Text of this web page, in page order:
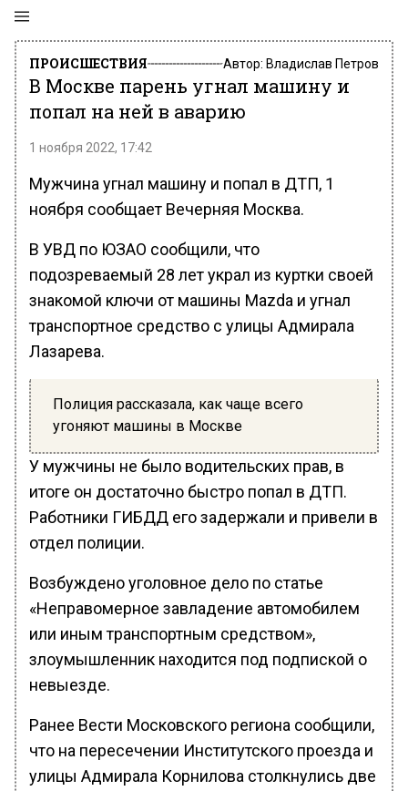
ПРОИСШЕСТВИЯ Автор: Владислав Петров
В Москве парень угнал машину и
попал на ней в аварию
1 ноября 2022, 17:42
Мужчина угнал машину и попал в ДТП, 1
ноября сообщает Вечерняя Москва.
В УВД по ЮЗАО сообщили, что
подозреваемый 28 лет украл из куртки своей
знакомой ключи от машины Mazda и угнал
транспортное средство с улицы Адмирала
Лазарева.
Полиция рассказала, как чаще всего
угоняют машины в Москве
У мужчины не было водительских прав, в
итоге он достаточно быстро попал в ДТП.
Работники ГИБДД его задержали и привели в
отдел полиции.
Возбуждено уголовное дело по статье
«Неправомерное завладение автомобилем
или иным транспортным средством»,
злоумышленник находится под подпиской о
невыезде.
Ранее Вести Московского региона сообщили,
что на пересечении Институтского проезда и
улицы Адмирала Корнилова столкнулись две